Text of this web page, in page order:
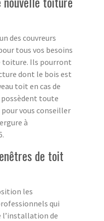
des couvreurs
tous vos besoins
toiture. Ils pourront
dont le bois est
toit en cas de
possèdent toute
vous conseiller
à
de toit
les
qui
l’installation de